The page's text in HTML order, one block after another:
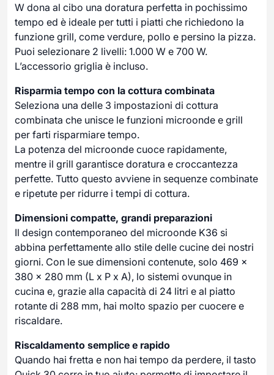
W dona al cibo una doratura perfetta in pochissimo
tempo ed è ideale per tutti i piatti che richiedono la
funzione grill, come verdure, pollo e persino la pizza.
Puoi selezionare 2 livelli: 1.000 W e 700 W.
L’accessorio griglia è incluso.
Risparmia tempo con la cottura combinata
Seleziona una delle 3 impostazioni di cottura
combinata che unisce le funzioni microonde e grill
per farti risparmiare tempo.
La potenza del microonde cuoce rapidamente,
mentre il grill garantisce doratura e croccantezza
perfette. Tutto questo avviene in sequenze combinate
e ripetute per ridurre i tempi di cottura.
Dimensioni compatte, grandi preparazioni
Il design contemporaneo del microonde K36 si
abbina perfettamente allo stile delle cucine dei nostri
giorni. Con le sue dimensioni contenute, solo 469 x
380 x 280 mm (L x P x A), lo sistemi ovunque in
cucina e, grazie alla capacità di 24 litri e al piatto
rotante di 288 mm, hai molto spazio per cuocere e
riscaldare.
Riscaldamento semplice e rapido
Quando hai fretta e non hai tempo da perdere, il tasto